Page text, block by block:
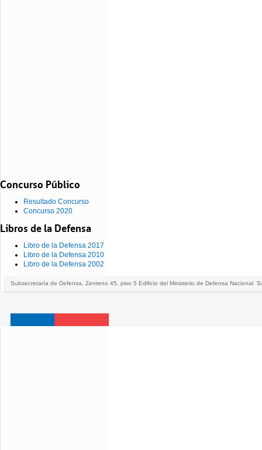
Concurso Público
Resultado Concurso
Concurso 2020
Libros de la Defensa
Libro de la Defensa 2017
Libro de la Defensa 2010
Libro de la Defensa 2002
Subsecretaría de Defensa. Zenteno 45, piso 5 Edificio del Ministerio de Defensa Nacional.